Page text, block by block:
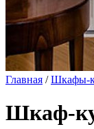
Главная /Шкафы-
Шкаф-